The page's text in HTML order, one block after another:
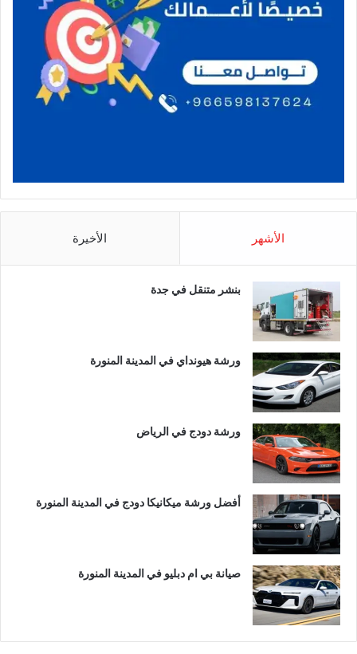
الأشهر الأخيرة
بنشر متنقل في جدة
ورشة هيونداي في المدينة المنورة
ورشة دودج في الرياض
أفضل ورشة ميكانيكا دودج في المدينة المنورة
صيانة بي ام دبليو في المدينة المنورة